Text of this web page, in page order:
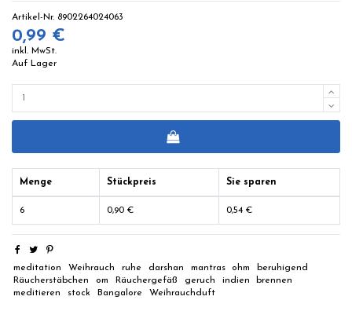
Artikel-Nr. 8902264024063
0,99 €
inkl. MwSt.
Auf Lager
Menge Stückpreis Sie sparen
6 0,90 € 0,54 €
meditation Weihrauch ruhe darshan mantras ohm
beruhigend
Räucherstäbchen
om Räuchergefäß geruch indien
brennen
meditieren
stock Bangalore Weihrauchduft